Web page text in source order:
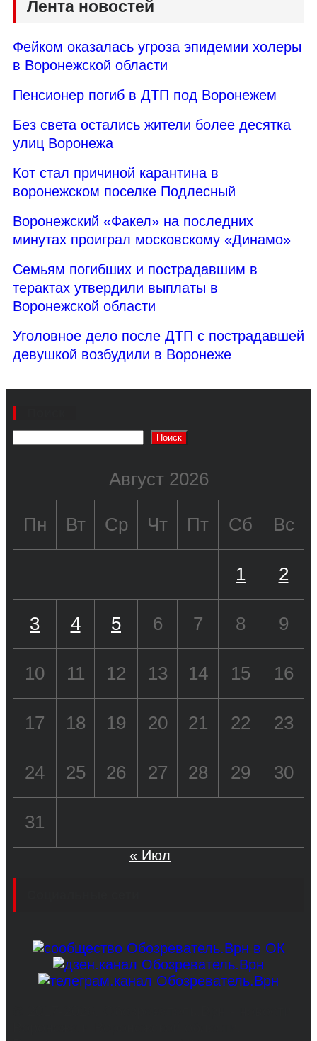
Лента новостей
Фейком оказалась угроза эпидемии холеры
в Воронежской области
Пенсионер погиб в ДТП под Воронежем
Без света остались жители более десятка
улиц Воронежа
Кот стал причиной карантина в
воронежском поселке Подлесный
Воронежский «Факел» на последних
минутах проиграл московскому «Динамо»
Семьям погибших и пострадавшим в
терактах утвердили выплаты в
Воронежской области
Уголовное дело после ДТП с пострадавшей
девушкой возбудили в Воронеже
Поиск
Август 2026
Пн Вт Ср Чт Пт Сб Вс
1 2
3 4 5 6 7 8 9
10 11 12 13 14 15 16
17 18 19 20 21 22 23
24 25 26 27 28 29 30
31
« Июл